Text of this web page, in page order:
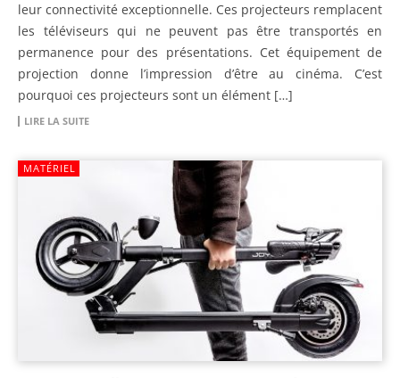
leur connectivité exceptionnelle. Ces projecteurs remplacent
les téléviseurs qui ne peuvent pas être transportés en
permanence pour des présentations. Cet équipement de
projection donne l’impression d’être au cinéma. C’est
pourquoi ces projecteurs sont un élément […]
LIRE LA SUITE
MATÉRIEL